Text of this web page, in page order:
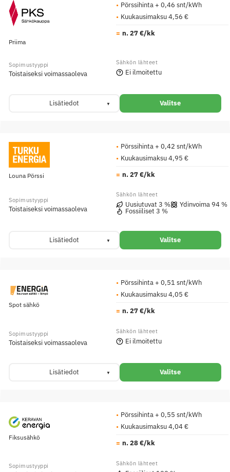
Priima
Pörssihinta + 0,46 snt/kWh
Kuukausimaksu 4,56 €
n. 27 €/kk
Toistaiseksi voimassaoleva Ei ilmoitettu
Lisätiedot Valitse
Louna Pörssi
Pörssihinta + 0,42 snt/kWh
Kuukausimaksu 4,95 €
n. 27 €/kk
Toistaiseksi voimassaoleva
Uusiutuvat 3 % Ydinvoima 94 %
Fossiiliset 3 %
Lisätiedot Valitse
Spot sähkö
Pörssihinta + 0,51 snt/kWh
Kuukausimaksu 4,05 €
n. 27 €/kk
Toistaiseksi voimassaoleva Ei ilmoitettu
Lisätiedot Valitse
Fiksusähkö
Pörssihinta + 0,55 snt/kWh
Kuukausimaksu 4,04 €
n. 28 €/kk